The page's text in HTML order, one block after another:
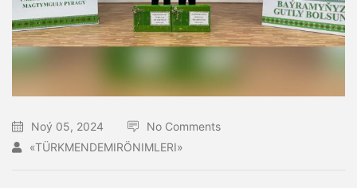
Noý 05, 2024
No Comments
«TÜRKMENDEMIRÖNIMLERI»